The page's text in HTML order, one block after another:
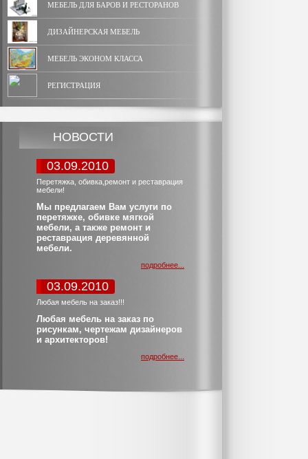
МЕБЕЛЬ ДЛЯ БАРОВ И РЕСТОРАНОВ
ДИЗАЙНЕРСКАЯ МЕБЕЛЬ
МЕБЕЛЬ ЭКОНОМ КЛАССА
РЕГИСТРАЦИЯ
НОВОСТИ
03.09.2010
Перетяжка, обивка,ремонт и реставрация
мебели!
Мы предлагаем Вам услуги по
перетяжке, обивке мягкой
мебели, а также ремонт и
реставрация деревянной
мебели.
подробнее...
03.09.2010
Любая мебель на заказ!!!
Любая мебель на заказ по
рисункам, чертежам дизайнеров
и архитекторов!
подробнее...